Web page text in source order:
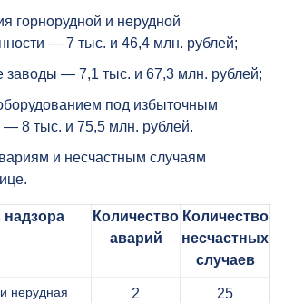
горнорудной и нерудной
— 7 тыс. и 46,4 млн. рублей;
заводы — 7,1 тыс. и 67,3 млн. рублей;
под избыточным
8 тыс. и 75,5 млн. рублей.
и несчастным случаям
надзора
Количество
аварий
Количество
несчастных
случаев
нерудная
2 25